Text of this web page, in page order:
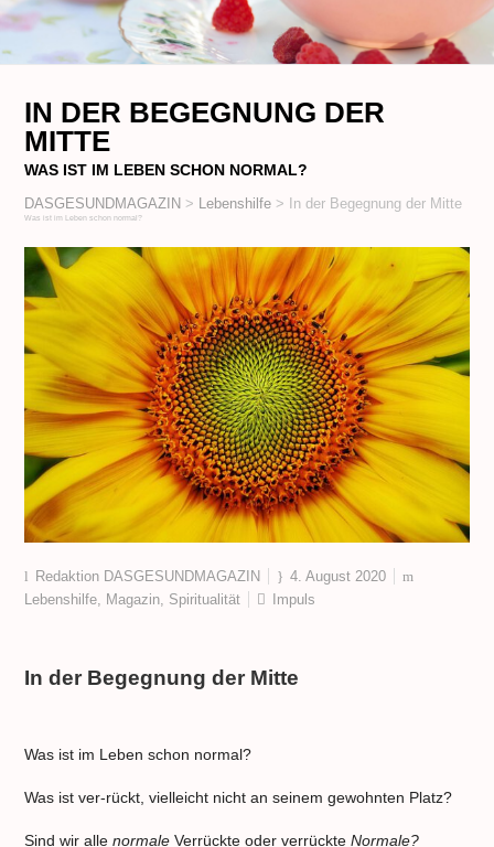
IN DER BEGEGNUNG DER
MITTE
WAS IST IM LEBEN SCHON NORMAL?
DASGESUNDMAGAZIN > Lebenshilfe > In der Begegnung der Mitte
Was ist im Leben schon normal?
Redaktion DASGESUNDMAGAZIN
4. August 2020
Lebenshilfe Magazin Spiritualität Impuls
In der Begegnung der Mitte
Was ist im Leben schon normal?
Was ist ver-rückt, vielleicht nicht an seinem gewohnten Platz?
Sind wir alle normale Verrückte oder verrückte Normale?